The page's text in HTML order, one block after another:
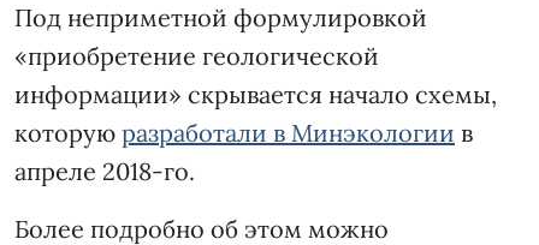
Под неприметной формулировкой
«приобретение геологической
информации» скрывается начало схемы,
которую разработали в Минэкологии в
апреле 2018-го.
Более подробно об этом можно